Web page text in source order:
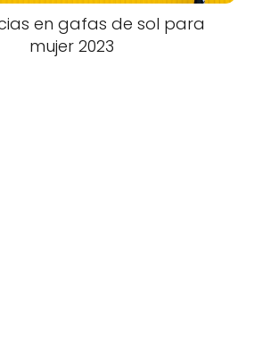
en gafas de sol para
mujer 2023